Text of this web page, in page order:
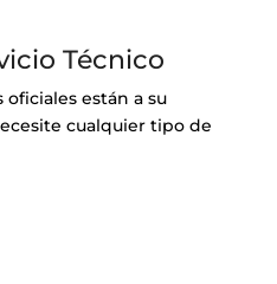
Técnico
están a su
cualquier tipo de